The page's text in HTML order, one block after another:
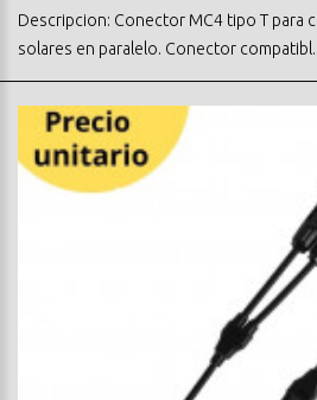
Descripcion: Conector MC4 tipo T para
solares en paralelo. Conector compatibl..